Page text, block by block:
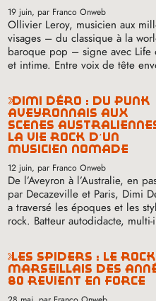
19 juin, par Franco Onweb
Ollivier Leroy, musicien aux
visages – du classique à la
baroque pop – signe avec Life
et intime. Entre voix de tête
dimi déro : du punk
aveyronnais aux
scènes
la vie rock d’un
musicien nomade
12 juin, par Franco Onweb
De l’Aveyron à l’Australie, en
par Decazeville et Paris, Dimi
a traversé les époques et les
rock. Batteur autodidacte,
les spiders : le rock
marseillais des
80 revient en force